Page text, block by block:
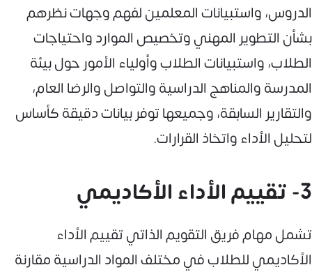
الدروس، واستبيانات المعلمين لفهم وجهات نظرهم
بشأن التطوير المهني وتخصيص الموارد واحتياجات
الطلاب، واستبيانات الطلاب وأولياء الأمور حول بيئة
المدرسة والمناهج الدراسية والتواصل والرضا العام،
والتقارير السابقة، وجميعها توفر بيانات دقيقة كأساس
لتحليل الأداء واتخاذ القرارات.
3- تقييم الأداء الأكاديمي
تشمل مهام فريق التقويم الذاتي تقييم الأداء
الأكاديمي للطلاب في مختلف المواد الدراسية مقارنة